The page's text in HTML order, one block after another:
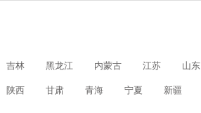
吉林 黑龙江 内蒙古 江苏 山东
陕西 甘肃 青海 宁夏 新疆